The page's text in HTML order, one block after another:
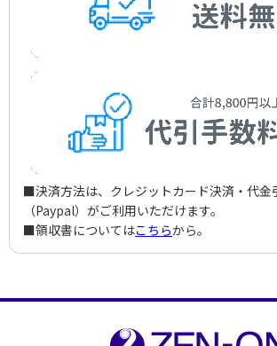
Ise，Shozo
作詞者：谷村新司
Tanimura，Shinji
Jun 黛 Jun
作詞者：なかにし 礼
作詞者：星野哲郎
Hoshino，Tetsuro
Miki，Takashi
アーティスト：テレサ・テン
作曲者：ウィルソン，ドン／テイラー，メル／
リー／ダリル，ジョン
Hayashi，Haruo
作曲者：吉田拓郎
岡本 おさみ
Okamoto，Osami
小樽のひとよ
Ikeda，Mitsuo
いしだ あゆみ
Ayumi Ishida
作詞者：橋本 淳
Hashimoto，Jun
喝采
Nakamura，Taiji
アーティスト：ちあき なおみ
Naomi Chiaki
大阪しぐれ
市川昭介
Ichikawa，Shousuke
アーティスト：都 はるみ
Harumi Miyako
Yoshioka，Osamu
津軽海峡・冬景色
作曲者：三木 たかし
Miki，Takashi
作詞者：阿久 悠
Aku，Yu
■決済方法は、クレジットカード決済・代金
（Paypal）がご利用いただけます。
■領収書についてはこちらから。